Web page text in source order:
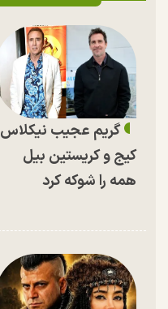
گریم عجیب نیکلاس
کیج و کریستین بیل
همه را شوکه کرد